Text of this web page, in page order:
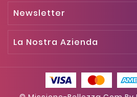
Newsletter
La Nostra Azienda